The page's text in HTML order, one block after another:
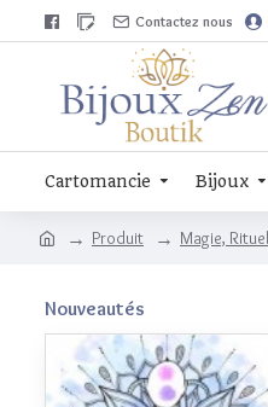
Contactez nous
Cartomancie Bijoux
Produit Magie,
Nouveautés